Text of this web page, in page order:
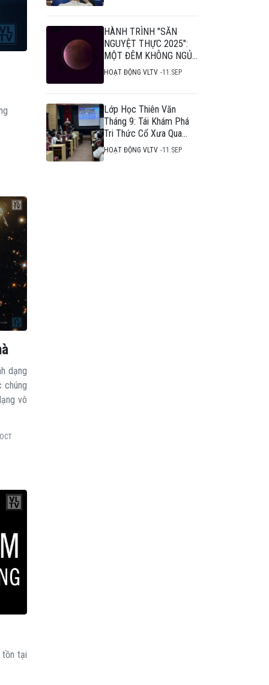
dạng
chúng
vô
tại
HÀ "BẤT KHẢ THI"
HÀNH TRÌNH "SĂN
NGUYỆT THỰC 2025":
MỘT ĐÊM KHÔNG NGỦ
CHẠM TỚI VŨ TRỤ
HOẠT ĐỘNG VLTV 11.SEP
Lớp Học Thiên Văn
Tháng 9: Tái Khám Phá
Tri Thức Cổ Xưa Qua
Đồng Hồ Mặt Trời Và
HOẠT ĐỘNG VLTV 11.SEP